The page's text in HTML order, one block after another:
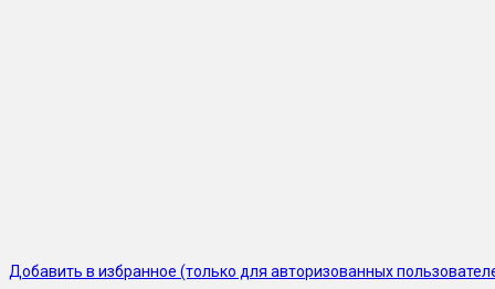
Добавить в избранное (только для авторизованных